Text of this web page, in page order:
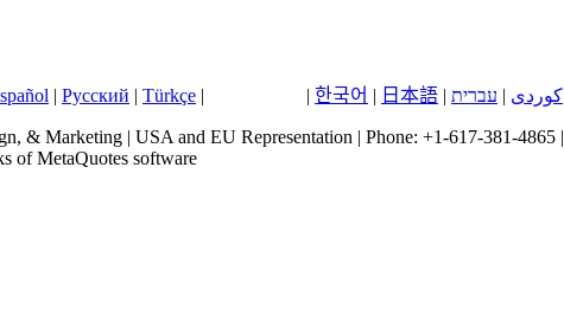
| Русский | Türkçe | | 한국어 | 日本語 | עברית | کوردی
& Marketing | USA and EU Representation | Phone: +1-617-381-4865 |
of MetaQuotes software